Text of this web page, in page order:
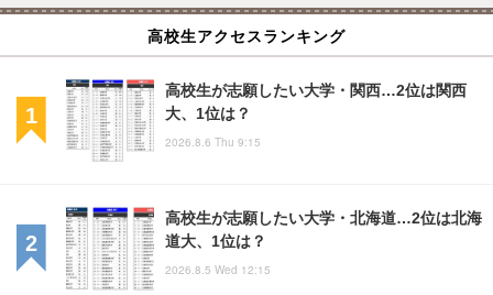
高校生アクセスランキング
高校生が志願したい大学・関西…2位は関西
大、1位は？
2026.8.6 Thu 9:15
高校生が志願したい大学・北海道…2位は北海
道大、1位は？
2026.8.5 Wed 12:15